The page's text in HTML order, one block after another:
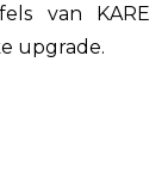
van KARE
upgrade.